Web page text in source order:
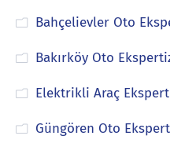
Bahçelievler Oto
Bakırköy Oto
Elektrikli Araç
Güngören Oto